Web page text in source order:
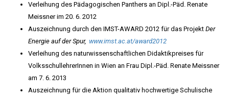
Verleihung des Pädagogischen Panthers an Dipl.-Päd. Renate
Meissner im 20. 6. 2012
Auszeichnung durch den IMST-AWARD 2012 für das Projekt Der
Energie auf der Spur, www.imst.ac.at/award2012
Verleihung des naturwissenschaftlichen Didaktikpreises für
VolksschullehrerInnen in Wien an Frau Dipl.-Päd. Renate Meissner
am 7. 6. 2013
Auszeichnung für die Aktion qualitativ hochwertige Schulische